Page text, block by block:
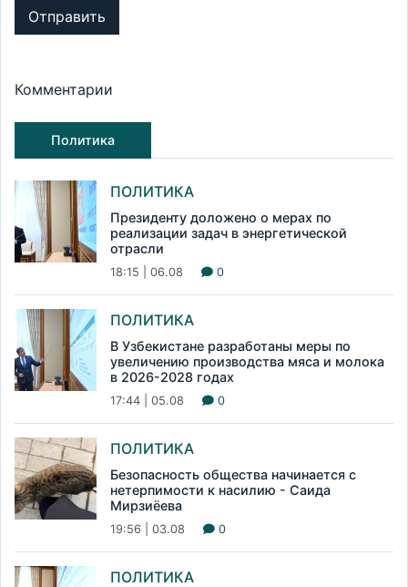
Отправить
Комментарии
Политика
ПОЛИТИКА
Президенту доложено о мерах по
реализации задач в энергетической
отрасли
18:15 | 06.08 0
ПОЛИТИКА
В Узбекистане разработаны меры по
увеличению производства мяса и молока
в 2026-2028 годах
17:44 | 05.08 0
ПОЛИТИКА
Безопасность общества начинается с
нетерпимости к насилию - Саида
Мирзиёева
19:56 | 03.08 0
ПОЛИТИКА